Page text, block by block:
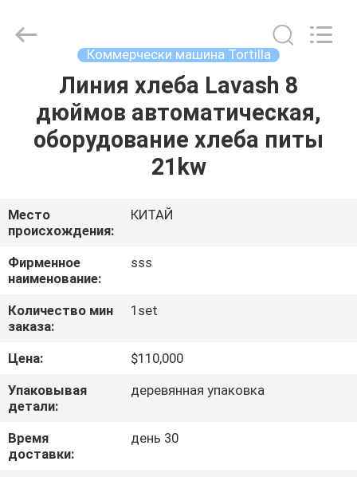
ДОМОЙ
ПРОДУКТЫ
О
НАС
ЭКСКУРСИЯ
ЗАВОДУ
КОНТРОЛЬ
КАЧЕСТВА
Technology
Коммерчески машина Tortilla
Линия хлеба Lavash 8
дюймов автоматическая,
оборудование хлеба питы
21kw
Место
происхождения:
КИТАЙ
Фирменное
наименование:
sss
Количество мин
заказа:
1set
Цена:
$110,000
Упаковывая
детали:
деревянная упаковка
Время
доставки:
день 30